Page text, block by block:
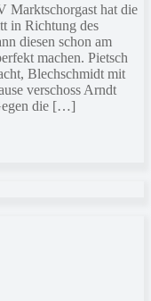
Marktschorgast hat die
in Richtung des
diesen schon am
machen. Pietsch
Blechschmidt mit
verschoss Arndt
die […]